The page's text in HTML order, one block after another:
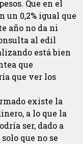
Que en el
un 0,2% igual que
año no da ni
al edil
está bien
que
que ver los
existe la
a lo que la
ser, dado a
que no se